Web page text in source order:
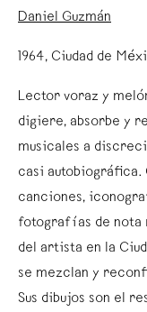
Daniel Guzmán
1964, Ciudad de
Lector voraz y
digiere, absorbe y
musicales a
casi
canciones,
fotografías de nota
del artista en la
se mezclan y
Sus dibujos son el